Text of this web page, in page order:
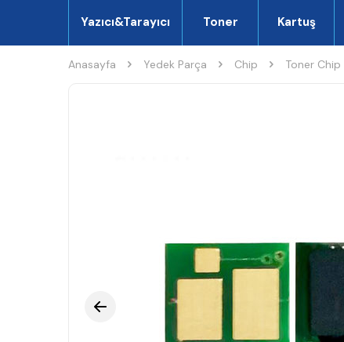
Yazıcı&Tarayıcı Toner Kartuş
Anasayfa Yedek Parça Chip Toner Chip